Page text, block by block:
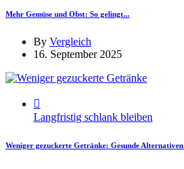
Mehr Gemüse und Obst: So gelingt...
By Vergleich
16. September 2025
Langfristig schlank bleiben
Weniger gezuckerte Getränke: Gesunde Alternativen